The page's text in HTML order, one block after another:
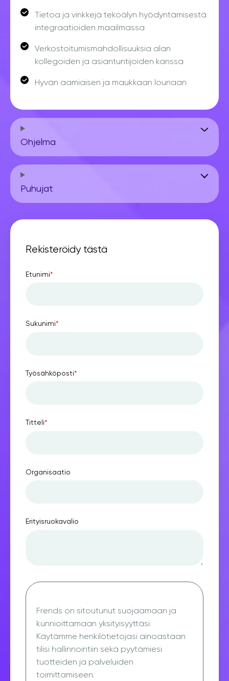
Tietoa ja vinkkejä tekoälyn hyödyntämisestä
integraatioiden maailmassa
Verkostoitumismahdollisuuksia alan
kollegoiden ja asiantuntijoiden kanssa
Hyvän aamiaisen ja maukkaan lounaan
Ohjelma
Puhujat
Rekisteröidy tästä
Etunimi*
Sukunimi*
Työsähköposti*
Titteli*
Organisaatio
Erityisruokavalio
Frends on sitoutunut suojaamaan ja
kunnioittamaan yksityisyyttäsi.
Käytämme henkilötietojasi ainoastaan
tilisi hallinnointiin sekä pyytämiesi
tuotteiden ja palveluiden
toimittamiseen.